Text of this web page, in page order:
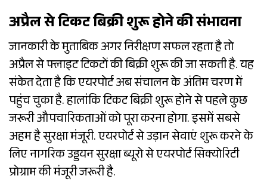
अप्रैल से टिकट बिक्री शुरू होने की संभावना
जानकारी के मुताबिक अगर निरीक्षण सफल रहता है तो
अप्रैल से फ्लाइट टिकटों की बिक्री शुरू की जा सकती है. यह
संकेत देता है कि एयरपोर्ट अब संचालन के अंतिम चरण में
पहुंच चुका है. हालांकि टिकट बिक्री शुरू होने से पहले कुछ
जरूरी औपचारिकताओं को पूरा करना होगा. इसमें सबसे
अहम है सुरक्षा मंजूरी. एयरपोर्ट से उड़ान सेवाएं शुरू करने के
लिए नागरिक उड्डयन सुरक्षा ब्यूरो से एयरपोर्ट सिक्योरिटी
प्रोग्राम की मंजूरी जरूरी है.